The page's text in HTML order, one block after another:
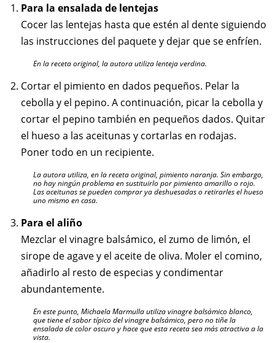
Para la ensalada de lentejas
Cocer las lentejas hasta que estén al dente siguiendo
las instrucciones del paquete y dejar que se enfríen.
En la receta original, la autora utiliza lenteja verdina.
Cortar el pimiento en dados pequeños. Pelar la
cebolla y el pepino. A continuación, picar la cebolla y
cortar el pepino también en pequeños dados. Quitar
el hueso a las aceitunas y cortarlas en rodajas.
Poner todo en un recipiente.
La autora utiliza, en la receta original, pimiento naranja. Sin embargo,
no hay ningún problema en sustituirlo por pimiento amarillo o rojo.
Las aceitunas se pueden comprar ya deshuesadas o retirarles el hueso
uno mismo en casa.
Para el aliño
Mezclar el vinagre balsámico, el zumo de limón, el
sirope de agave y el aceite de oliva. Moler el comino,
añadirlo al resto de especias y condimentar
abundantemente.
En este punto, Michaela Marmulla utiliza vinagre balsámico blanco,
que tiene el sabor típico del vinagre balsámico, pero no tiñe la
ensalada de color oscuro y hace que esta receta sea más atractiva a la
vista.